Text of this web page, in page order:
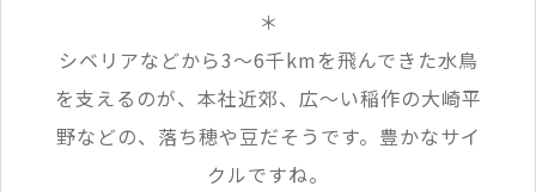
＊
シベリアなどから3〜6千kmを飛んできた水鳥
を支えるのが、本社近郊、広〜い稲作の大崎平
野などの、落ち穂や豆だそうです。豊かなサイ
クルですね。